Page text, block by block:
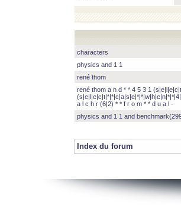
characters
physics and 1 1
rené thom
rené thom a n d * * 4 5 3 1
a l c h r (6|2) * * f r o m * * d u a l -
physics and 1 1 and
Index du forum